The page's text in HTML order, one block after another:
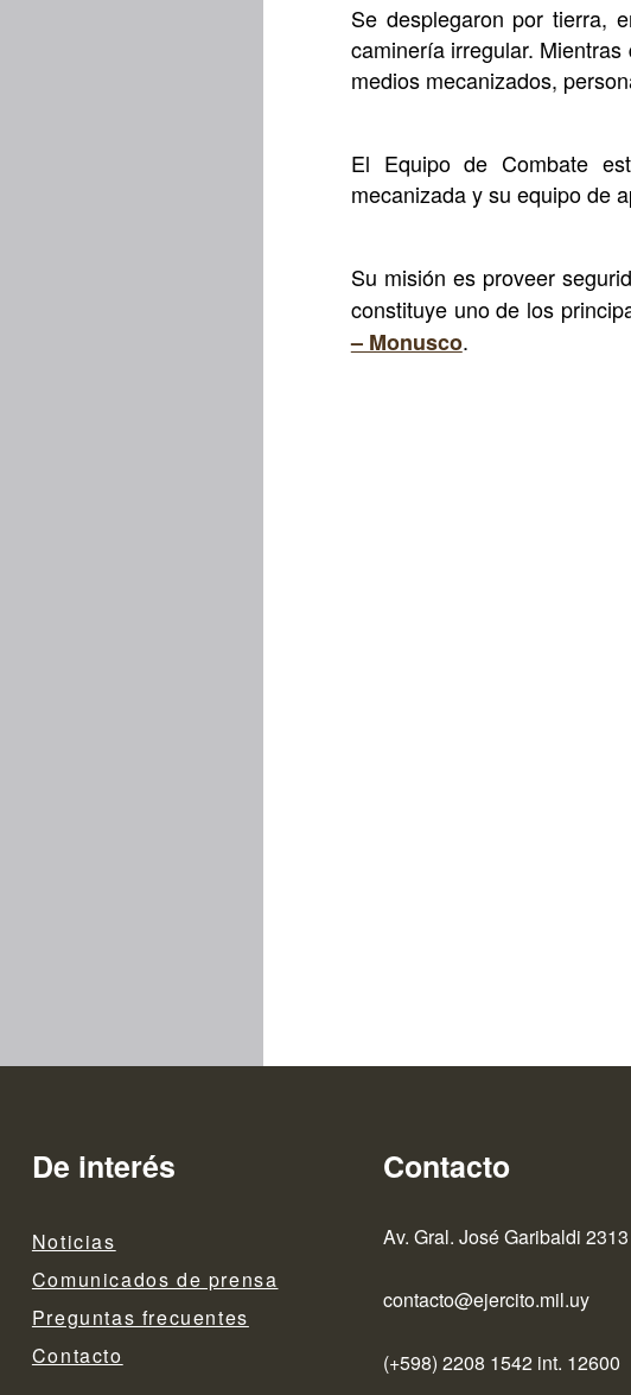
Se desplegaron por tierra,
caminería irregular.
medios mecanizados,
El Equipo de Combate
mecanizada y su equipo de
Su misión es proveer
constituye uno de los
– Monusco.
De interés
Noticias
Comunicados de prensa
Preguntas frecuentes
Contacto
Contacto
Av. Gral. José Garibaldi 2313
contacto@ejercito.mil.uy
(+598) 2208 1542 int. 12600